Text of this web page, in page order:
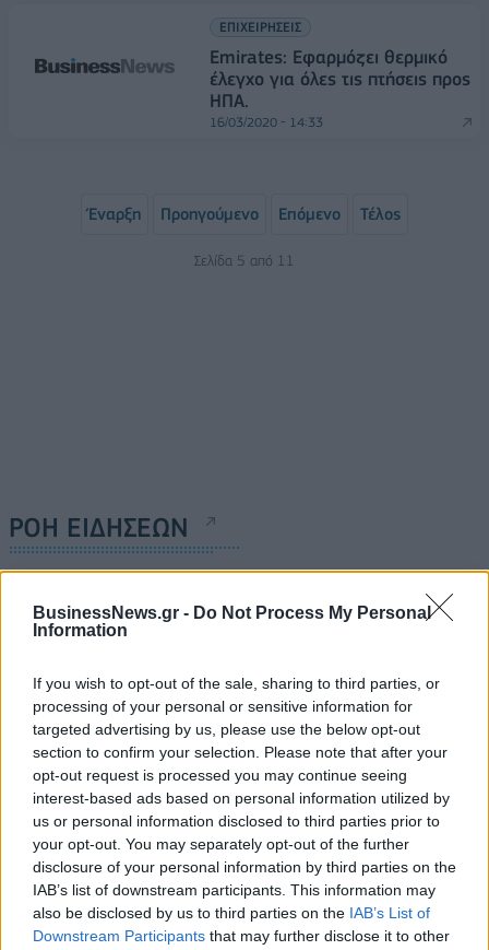
BusinessNews.gr - Do Not Process My Personal
Information
If you wish to opt-out of the sale, sharing to third parties, or
processing of your personal or sensitive information for
targeted advertising by us, please use the below opt-out
section to confirm your selection. Please note that after your
opt-out request is processed you may continue seeing
interest-based ads based on personal information utilized by
us or personal information disclosed to third parties prior to
your opt-out. You may separately opt-out of the further
disclosure of your personal information by third parties on the
IAB’s list of downstream participants. This information may
also be disclosed by us to third parties on the IAB’s List of
Downstream Participants that may further disclose it to other
ΕΠΙΧΕΙΡΗΣΕΙΣ
Emirates: Εφαρμόζει θερμικό
έλεγχο για όλες τις πτήσεις προς
ΗΠΑ.
16/03/2020 - 14:33
Έναρξη Προηγούμενο Επόμενο Τέλος
Σελίδα 5 από 11
ΡΟΗ ΕΙΔΗΣΕΩΝ
εκατ. ευρώ ο τζίρος
ΟΠΕΚΑ: Αύριο η δεύτερη πληρωμή των δικαιούχων
του Λογαριασμού Αγροτικής Εστίας
06/08/2026 - 17:40 ΟΙΚΟΝΟΜΙΑ
Κυβερνητική Επιτροπή Βιομηχανίας- Κ. Μητσοτάκης:
Στρατηγική προτεραιότητα η ενίσχυση της
βιομηχανίας
06/08/2026 - 17:18 ΠΟΛΙΤΙΚΗ
Από τις 28 Αυγούστου η ψηφιακή ενεργοποίηση της
Κάρτας Αγρότη μέσω της ΕΑΕ 2026